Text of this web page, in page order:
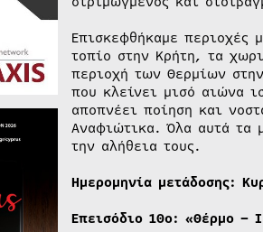
Επισκεφθήκαμε περιοχές
τοπίο στην Κρήτη, τα
περιοχή των Θερμίων
που κλείνει μισό αιώνα
αποπνέει ποίηση και
Αναφιώτικα. Όλα αυτά τα
την αλήθεια τους.
Ημερομηνία μετάδοσης:
Επεισόδιο 10ο: «Θέρμο –